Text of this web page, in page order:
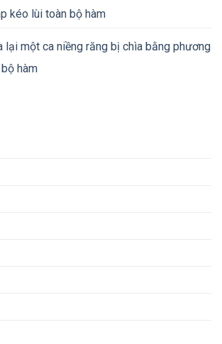
kéo lùi toàn bộ hàm
lại một ca niềng răng bị chìa bằng phương
hàm